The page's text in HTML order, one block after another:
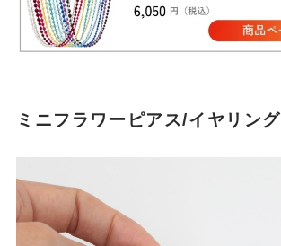
ミニフラワーピアス/イヤリング